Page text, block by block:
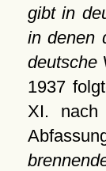
gibt in
in denen
deutsche
1937
XI.